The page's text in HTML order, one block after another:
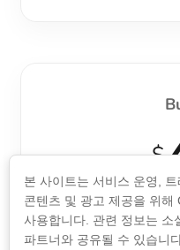
$
API 포인트:
사용 기간:
본 사이트는 서비스 운영,
콘텐츠 및 광고 제공을 위해
사용합니다. 관련 정보는 소
파트너와 공유될 수 있습니